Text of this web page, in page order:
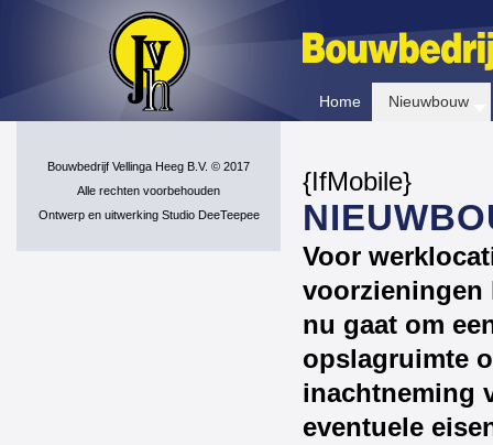
Home Nieuwbouw
Bouwbedrijf Vellinga Heeg B.V. © 2017
Alle rechten voorbehouden
Ontwerp en uitwerking Studio DeeTeepee
{IfMobile}
Voor
voorzieningen
nu gaat om
opslagruimte
inachtneming
eventuele